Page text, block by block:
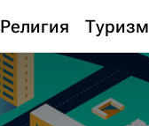
Религия Туризм